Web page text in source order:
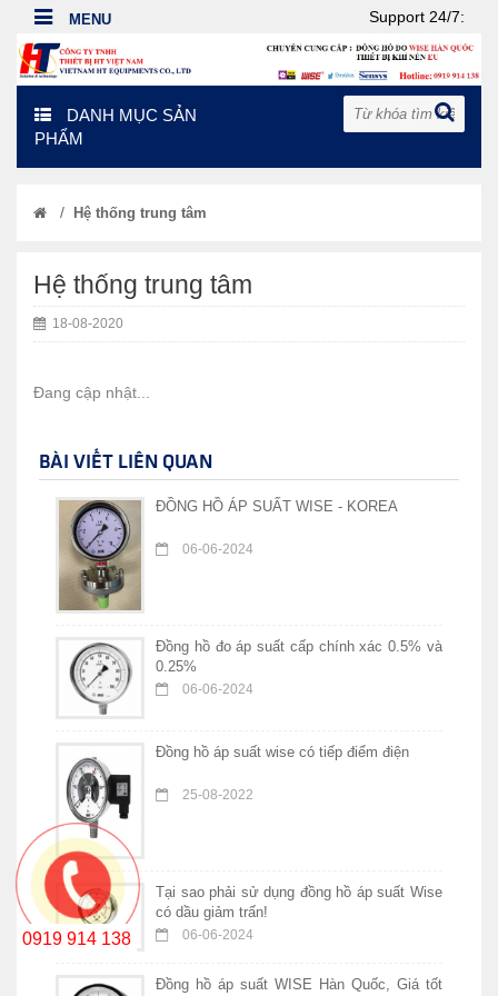
Support 24/7:
DANH MỤC SẢN
PHẨM
/ Hệ thống trung tâm
Hệ thống trung tâm
18-08-2020
Đang cập nhật...
BÀI VIẾT LIÊN QUAN
ĐỒNG HỒ ÁP SUẤT WISE - KOREA
06-06-2024
Đồng hồ đo áp suất cấp chính xác 0.5% và
0.25%
06-06-2024
Đồng hồ áp suất wise có tiếp điểm điện
25-08-2022
Tại sao phải sử dụng đồng hồ áp suất Wise
có dầu giảm trấn!
06-06-2024
Đồng hồ áp suất WISE Hàn Quốc, Giá tốt
0919 914 138